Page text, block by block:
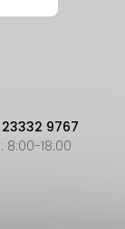
23332 9767
8:00-18:00